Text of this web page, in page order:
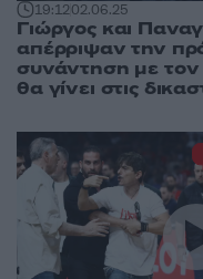
19:1202.06.25
Γιώργος και
απέρριψαν την
συνάντηση με
θα γίνει στις